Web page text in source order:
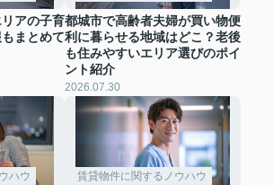
アの子育
まとめて
都城市で高齢者夫婦が買い物便
利に暮らせる地域はどこ？老後
も住みやすいエリア選びのポイ
ント紹介
2026.07.30
ハウ 賃貸物件に関するノウハウ